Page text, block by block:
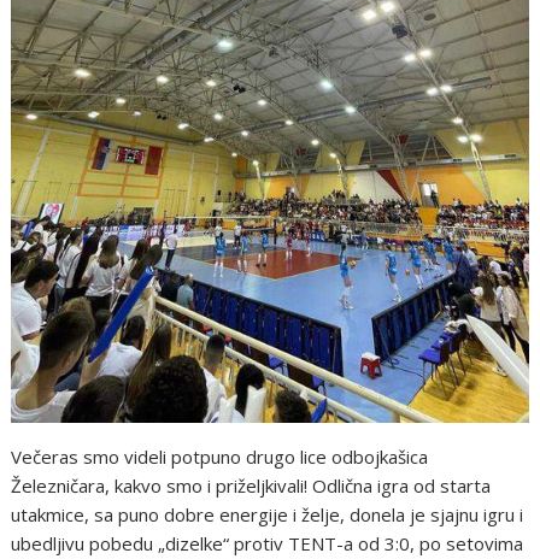
Večeras smo videli potpuno drugo lice odbojkašica
Železničara, kakvo smo i priželjkivali! Odlična igra od starta
utakmice, sa puno dobre energije i želje, donela je sjajnu igru i
ubedljivu pobedu „dizelke“ protiv TENT-a od 3:0, po setovima